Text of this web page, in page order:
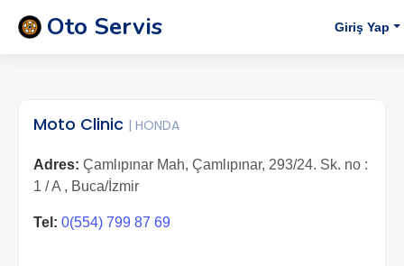
Oto Servis Giriş Yap
Moto Clinic | HONDA
Adres: Çamlıpınar Mah, Çamlıpınar, 293/24. Sk. no :
1 / A , Buca/İzmir
Tel: 0(554) 799 87 69